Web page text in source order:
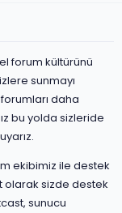
forum kültürünü
sunmayı
daha
bu yolda sizleride
ekibimiz ile destek
olarak sizde destek
sunucu